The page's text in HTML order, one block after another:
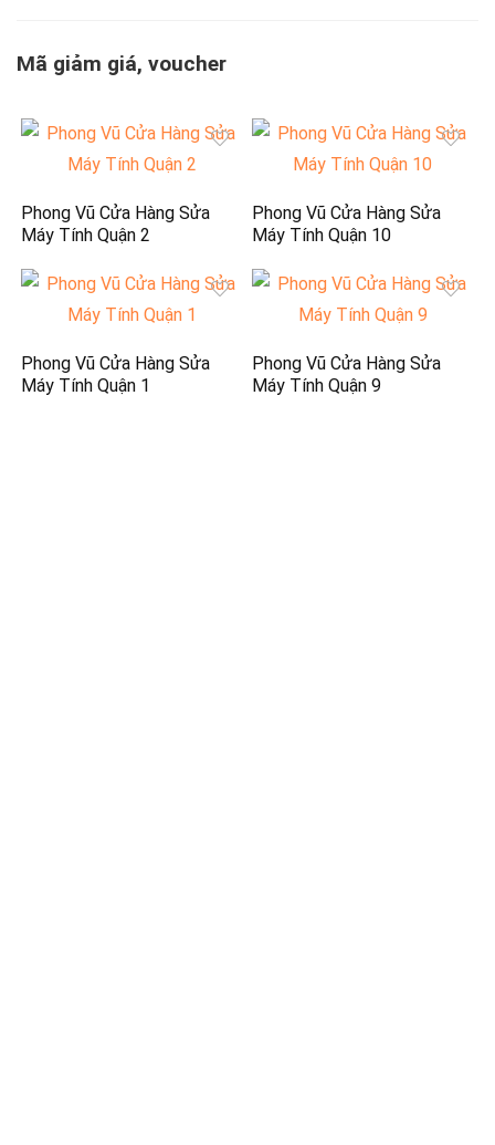
Mã giảm giá, voucher
Phong Vũ Cửa Hàng Sửa
Máy Tính Quận 2
Phong Vũ Cửa Hàng Sửa
Máy Tính Quận 10
Phong Vũ Cửa Hàng Sửa
Máy Tính Quận 1
Phong Vũ Cửa Hàng Sửa
Máy Tính Quận 9